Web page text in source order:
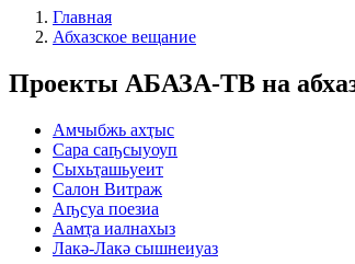
Главная
Абхазское вещание
Проекты АБАЗА-ТВ на
Амчыбжь ахҭыс
Сара саҧсыуоуп
Сыхьҭашьуеит
Салон Витраж
Аҧсуа поезиа
Аамҭа иалнахыз
Лакә-Лакә сышнеиуаз